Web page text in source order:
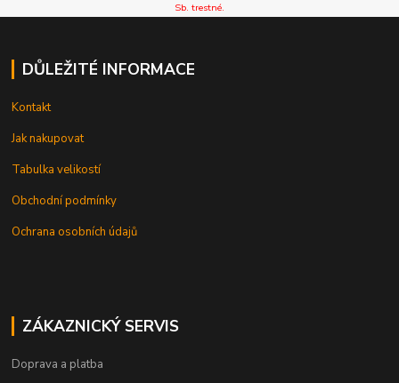
Sb. trestné.
DŮLEŽITÉ INFORMACE
Kontakt
Jak nakupovat
Tabulka velikostí
Obchodní podmínky
Ochrana osobních údajů
ZÁKAZNICKÝ SERVIS
Doprava a platba